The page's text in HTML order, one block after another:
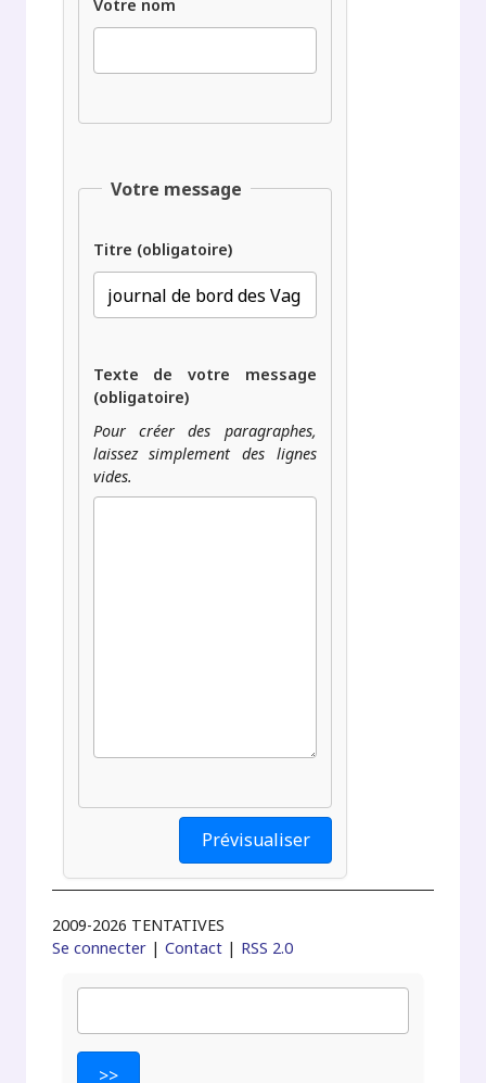
Votre nom
Votre message
Titre (obligatoire)
Texte de votre message
(obligatoire)
Pour créer des paragraphes,
laissez simplement des lignes
vides.
2009-2026 TENTATIVES
Se connecter |Contact | RSS 2.0